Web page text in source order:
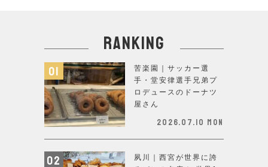
ranking
苦楽園｜サッカー選
手・堂安律選手兄弟プ
ロデュースのドーナツ
屋さん
2026.07.10 Mon
夙川｜西宮が世界に誇